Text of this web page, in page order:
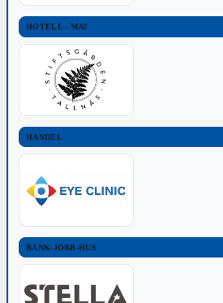
HOTELL - MAT
HANDEL
BANK-JOBB-HUS